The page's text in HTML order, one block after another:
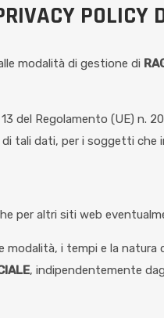
POLICY
modalità di gestione di
del Regolamento (UE) n.
tali dati, per i soggetti che
per altri siti web
modalità, i tempi e la
, indipendentemente